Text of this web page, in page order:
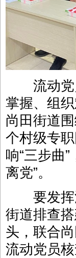
流动党员
掌握、组
尚田街道
个村级专
响“三步曲
离党”。
要发挥流
街道排查
头，联合
流动党员